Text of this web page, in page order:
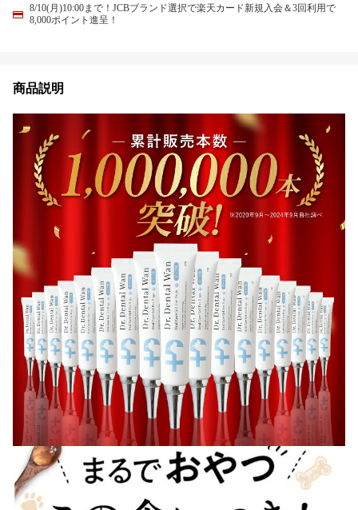
8/10(月)10:00まで！JCBブランド選択で楽天カード新規入会＆3回利用で
8,000ポイント進呈！
商品説明